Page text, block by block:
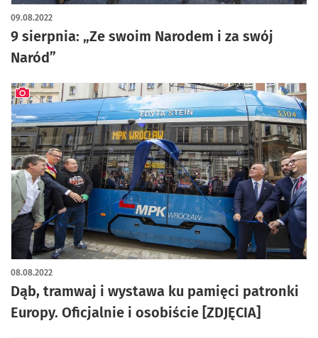
9 sierpnia: „Ze swoim Narodem i za swój
Naród”
09.08.2022
Dąb, tramwaj i wystawa ku pamięci patronki
Europy. Oficjalnie i osobiście [ZDJĘCIA]
08.08.2022
artykuł z galerią zdjęć